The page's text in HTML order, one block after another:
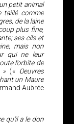
un petit animal
taillé comme
de la laine
plus fine,
ses cils et
mais non
qui ne leur
l’orbite de
» (« Oeuvres
un Maure
Aubrée
qu’il a le don